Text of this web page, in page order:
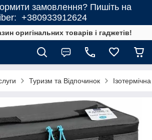
замовлення? Пишіть на
+380933912624
оригінальних товарів і гаджетів!
Туризм та Відпочинок